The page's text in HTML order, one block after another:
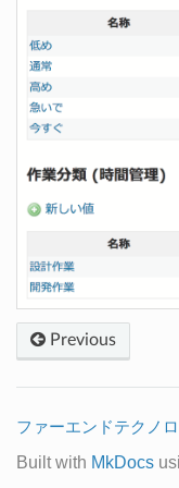
Previous
ファーエンドテクノ
Built with MkDocs